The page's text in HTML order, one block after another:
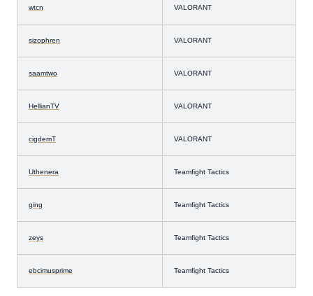
wtcn VALORANT
sizophren VALORANT
saamtwo VALORANT
HellianTV VALORANT
cigdemT VALORANT
Uthenera Teamfight Tactics
ging Teamfight Tactics
zeys Teamfight Tactics
ebcimusprime Teamfight Tactics